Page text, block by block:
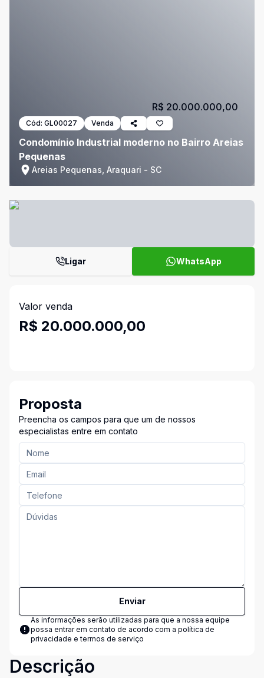
Cód: GL00027 Venda
Condomínio Industrial moderno no Bairro Areias
Pequenas
Areias Pequenas, Araquari - SC
R$ 20.000.000,00
Ligar WhatsApp
Valor venda
R$ 20.000.000,00
Proposta
Preencha os campos para que um de nossos
especialistas entre em contato
Enviar
As informações serão utilizadas para que a nossa equipe
possa entrar em contato de acordo com a política de
privacidade e termos de serviço
Descrição